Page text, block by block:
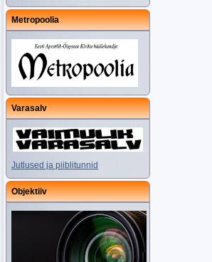
Metropoolia
Varasalv
Jutlused ja piiblitunnid
Objektiiv